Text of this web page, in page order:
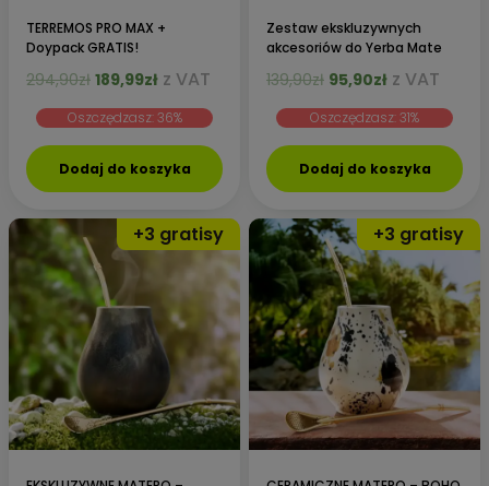
TERREMOS PRO MAX +
Doypack GRATIS!
294,90zł Pierwotna
wynosiła:
294,90zł.
189,99złAktualna
wynosi:
189,99zł.
z VAT
Oszczędzasz: 36%
Dodaj do koszyka
Zestaw ekskluzywnych
akcesoriów do Yerba Mate
139,90zł Pierwotna
wynosiła:
139,90zł.
95,90złAktualna
wynosi:
95,90zł.
z VAT
Oszczędzasz: 31%
Dodaj do koszyka